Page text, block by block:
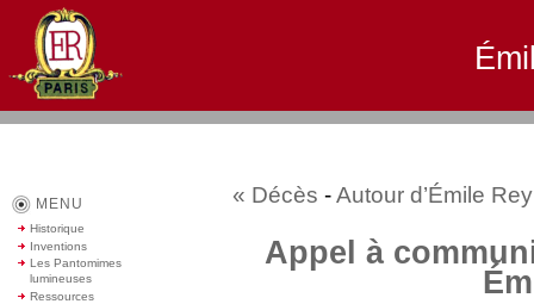
« Décès - Autour d’Émile
Appel à
MENU
Historique
Inventions
Les Pantomimes
lumineuses
Ressources